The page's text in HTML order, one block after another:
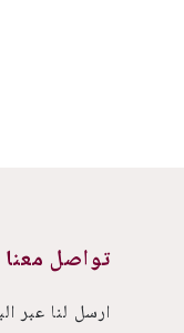
تواصل معنا
ارسل لنا عبر